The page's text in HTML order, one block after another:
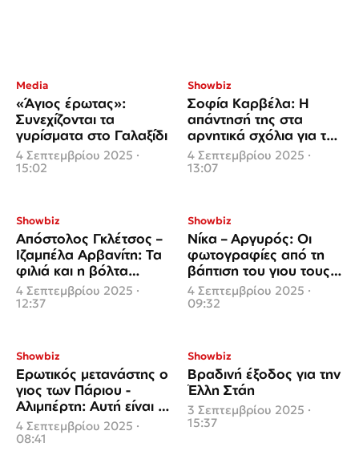
Media
«Άγιος έρωτας»:
Συνεχίζονται τα
γυρίσματα στο Γαλαξίδι
4 Σεπτεμβρίου 2025 ·
15:02
Showbiz
Σοφία Καρβέλα: Η
απάντησή της στα
αρνητικά σχόλια για τα
κιλά της – «Συνεχίστε,
διασκεδάζω»
4 Σεπτεμβρίου 2025 ·
13:07
Showbiz
Απόστολος Γκλέτσος –
Ιζαμπέλα Αρβανίτη: Τα
φιλιά και η βόλτα
χεράκι -χεράκι στα
σοκάκια της Μυκόνου
4 Σεπτεμβρίου 2025 ·
12:37
Showbiz
Νίκα – Αργυρός: Οι
φωτογραφίες από τη
βάπτιση του γιου τους
και η αποκάλυψη για
την αποβολή
4 Σεπτεμβρίου 2025 ·
09:32
Showbiz
Ερωτικός μετανάστης ο
γιος των Πάριου -
Αλιμπέρτη: Αυτή είναι η
γιατρός που του
«έκλεψε» την καρδιά
4 Σεπτεμβρίου 2025 ·
08:41
Showbiz
Βραδινή έξοδος για την
Έλλη Στάη
3 Σεπτεμβρίου 2025 ·
15:37